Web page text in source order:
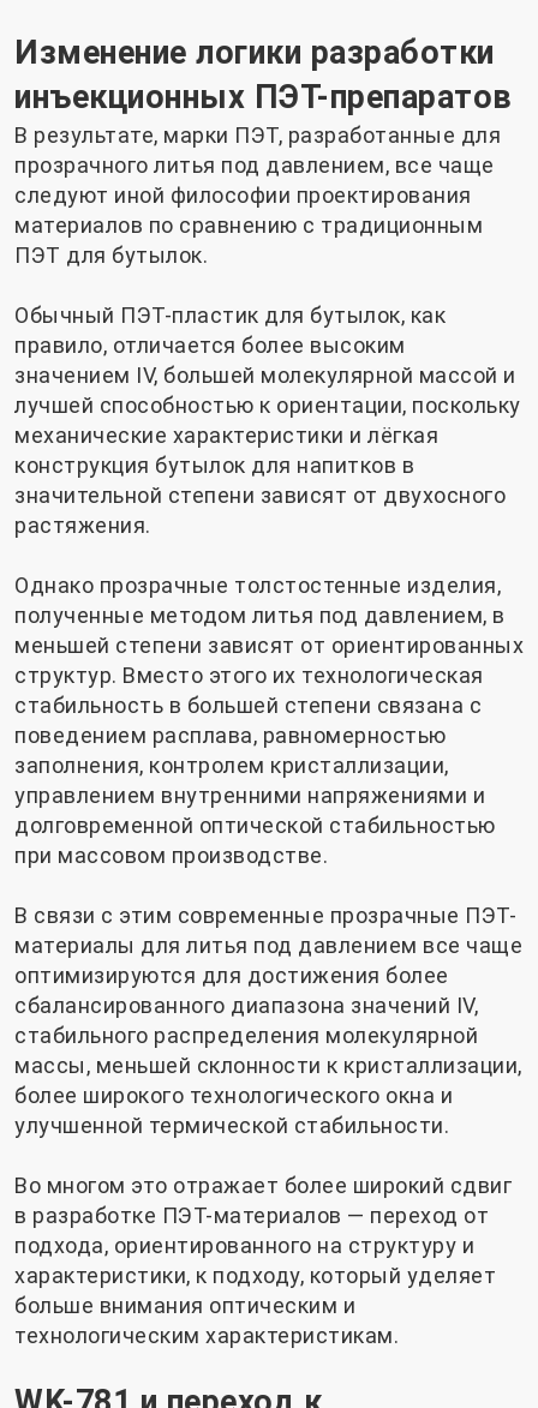
Изменение логики разработки
инъекционных ПЭТ-препаратов
В результате, марки ПЭТ, разработанные для
прозрачного литья под давлением, все чаще
следуют иной философии проектирования
материалов по сравнению с традиционным
ПЭТ для бутылок.
Обычный ПЭТ-пластик для бутылок, как
правило, отличается более высоким
значением IV, большей молекулярной массой и
лучшей способностью к ориентации, поскольку
механические характеристики и лёгкая
конструкция бутылок для напитков в
значительной степени зависят от двухосного
растяжения.
Однако прозрачные толстостенные изделия,
полученные методом литья под давлением, в
меньшей степени зависят от ориентированных
структур. Вместо этого их технологическая
стабильность в большей степени связана с
поведением расплава, равномерностью
заполнения, контролем кристаллизации,
управлением внутренними напряжениями и
долговременной оптической стабильностью
при массовом производстве.
В связи с этим современные прозрачные ПЭТ-
материалы для литья под давлением все чаще
оптимизируются для достижения более
сбалансированного диапазона значений IV,
стабильного распределения молекулярной
массы, меньшей склонности к кристаллизации,
более широкого технологического окна и
улучшенной термической стабильности.
Во многом это отражает более широкий сдвиг
в разработке ПЭТ-материалов — переход от
подхода, ориентированного на структуру и
характеристики, к подходу, который уделяет
больше внимания оптическим и
технологическим характеристикам.